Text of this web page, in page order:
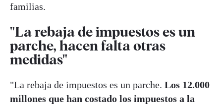
familias.
"La rebaja de impuestos es un
parche, hacen falta otras
medidas"
"La rebaja de impuestos es un parche. Los 12.000
millones que han costado los impuestos a la